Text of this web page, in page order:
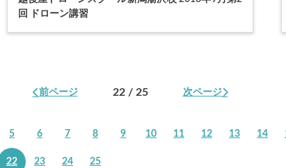
回 ドローン講習
前ページ 22 / 25 次ページ
5 6 7 8 9 10 11 12 13 14
22 23 24 25